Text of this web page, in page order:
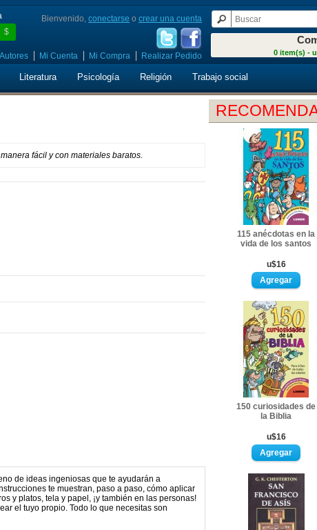
$
0 item(s) -
Bienvenido, conectarse o crear una cuenta
Autores Mi Cuenta Mi Compra Realizar Pedido
Literatura Psicología Religión Trabajo social
115 anécdotas en la
vida de los santos
u$16
150 curiosidades de
la Biblia
u$16
fácil y con materiales baratos.
de ideas ingeniosas que te ayudarán a
te muestran, paso a paso, cómo aplicar
y platos, tela y papel, ¡y también en las personas!
el tuyo propio. Todo lo que necesitas son